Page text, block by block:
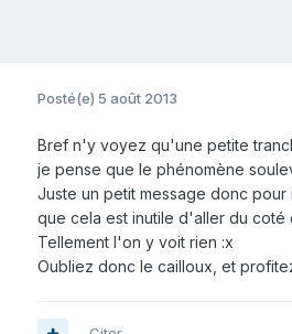
Posté(e) 5 août 2013
Bref n'y voyez qu'une petite
je pense que le phénomène
Juste un petit message donc
que cela est inutile d'aller du coté
Tellement l'on y voit rien :x
Oubliez donc le cailloux, et